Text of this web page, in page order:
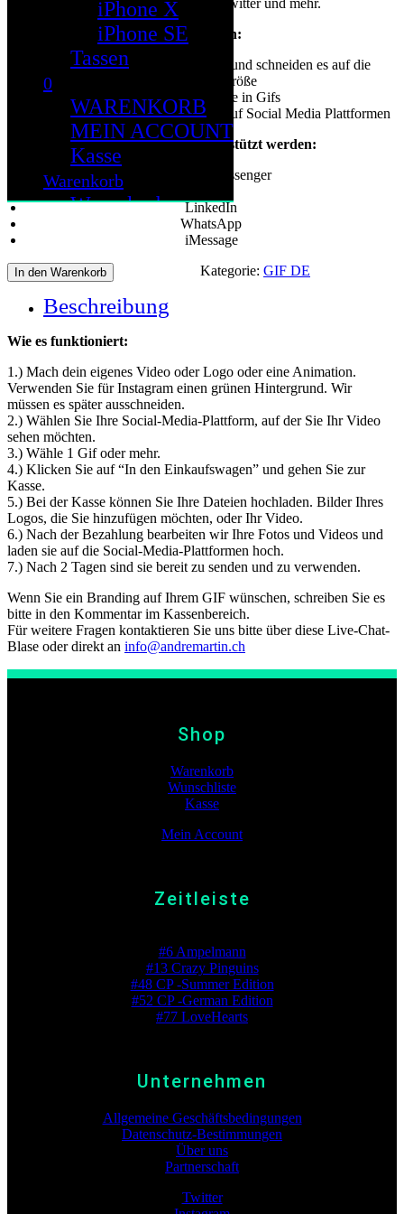
iPhone X
iPhone SE
Tassen
0
WARENKORB
MEIN ACCOUNT
Kasse
Warenkorb
Warenkorb
Cloud
Messenger, WhatsApp, Twitter und mehr.
Was wir tun:
Wir bearbeiten Ihr Video / Bild und schneiden es auf die
benötigte Größe
Konvertieren Sie in Gifs
Laden Sie hoch und verteilen Sie auf Social Media Plattformen
Social Media, die unterstützt werden:
Facebook Messenger
LinkedIn
WhatsApp
iMessage
In den Warenkorb Kategorie: GIF DE
Beschreibung
Wie es funktioniert:
1.) Mach dein eigenes Video oder Logo oder eine Animation.
Verwenden Sie für Instagram einen grünen Hintergrund. Wir
müssen es später ausschneiden.
2.) Wählen Sie Ihre Social-Media-Plattform, auf der Sie Ihr Video
sehen möchten.
3.) Wähle 1 Gif oder mehr.
4.) Klicken Sie auf “In den Einkaufswagen” und gehen Sie zur
Kasse.
5.) Bei der Kasse können Sie Ihre Dateien hochladen. Bilder Ihres
Logos, die Sie hinzufügen möchten, oder Ihr Video.
6.) Nach der Bezahlung bearbeiten wir Ihre Fotos und Videos und
laden sie auf die Social-Media-Plattformen hoch.
7.) Nach 2 Tagen sind sie bereit zu senden und zu verwenden.
Wenn Sie ein Branding auf Ihrem GIF wünschen, schreiben Sie es
bitte in den Kommentar im Kassenbereich.
Für weitere Fragen kontaktieren Sie uns bitte über diese Live-Chat-
Blase oder direkt an info@andremartin.ch
Shop
Warenkorb
Wunschliste
Kasse
Mein Account
Zeitleiste
#6 Ampelmann
#13 Crazy Pinguins
#48 CP -Summer Edition
#52 CP -German Edition
#77 LoveHearts
Unternehmen
Allgemeine Geschäftsbedingungen
Datenschutz-Bestimmungen
Über uns
Partnerschaft
Twitter